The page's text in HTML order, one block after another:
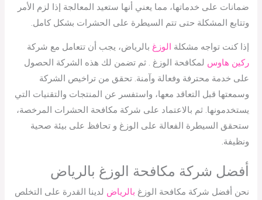
ضمانات على خدماتها، مما يعني أنها ستعيد المعالجة إذا لزم الأمر
وتتابع المشكلة حتى تتم السيطرة على الحشرات بشكل كامل.
إذا كنت تواجه مشكلة الوزغ بالرياض، يجب أن تتعامل مع شركة
ركين هاوس لمكافحة الوزغ . ثم تضمن لك هذه الشركة الحصول
على خدمة محترفة وفعالة وآمنة. تحقق من تراخيص الشركة
وسمعتها قبل التعاقد معها، واستفسر عن المنتجات والتقنيات التي
يستخدمونها. ثم بالاعتماد على شركة مكافحة الحشرات المرخصة،
ستحقق السيطرة الفعالة على الوزغ و تحافظ على بيئة صحية
ونظيفة.
أفضل شركة مكافحة الوزغ بالرياض
نحن أفضل شركة مكافحة الوزغ بالرياض لدينا القدرة على التخلص